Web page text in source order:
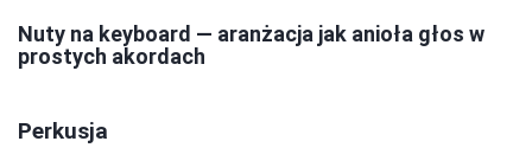
Nuty na keyboard — aranżacja jak anioła głos w
prostych akordach
Perkusja